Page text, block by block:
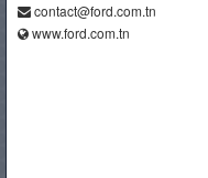
contact@ford.com.tn
www.ford.com.tn